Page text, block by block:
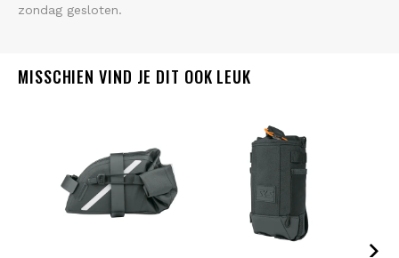
zondag gesloten.
MISSCHIEN VIND JE DIT OOK LEUK